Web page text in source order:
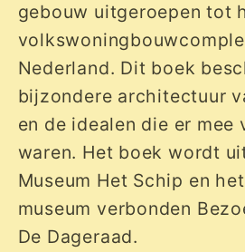
gebouw uitgeroepen tot
Nederland. Dit boek
bijzondere architectuur
en de idealen die er mee
waren. Het boek wordt
Museum Het Schip en
museum verbonden
De Dageraad.